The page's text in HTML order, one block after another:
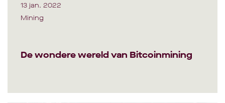
13 jan. 2022
Mining
De wondere wereld van Bitcoinmining